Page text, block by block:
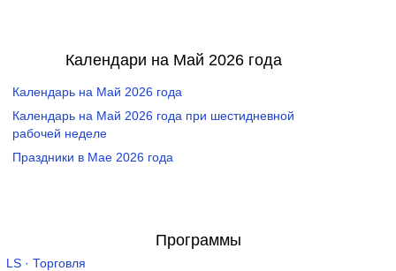
Календари на Май 2026 года
Календарь на Май 2026 года
Календарь на Май 2026 года при шестидневной
рабочей неделе
Праздники в Мае 2026 года
Программы
LS · Торговля